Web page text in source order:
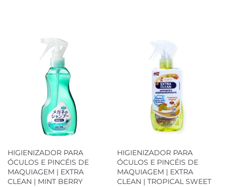
HIGIENIZADOR PARA
ÓCULOS E PINCÉIS DE
MAQUIAGEM | EXTRA
CLEAN | MINT BERRY
HIGIENIZADOR PARA
ÓCULOS E PINCÉIS DE
MAQUIAGEM | EXTRA
CLEAN | TROPICAL SWEET